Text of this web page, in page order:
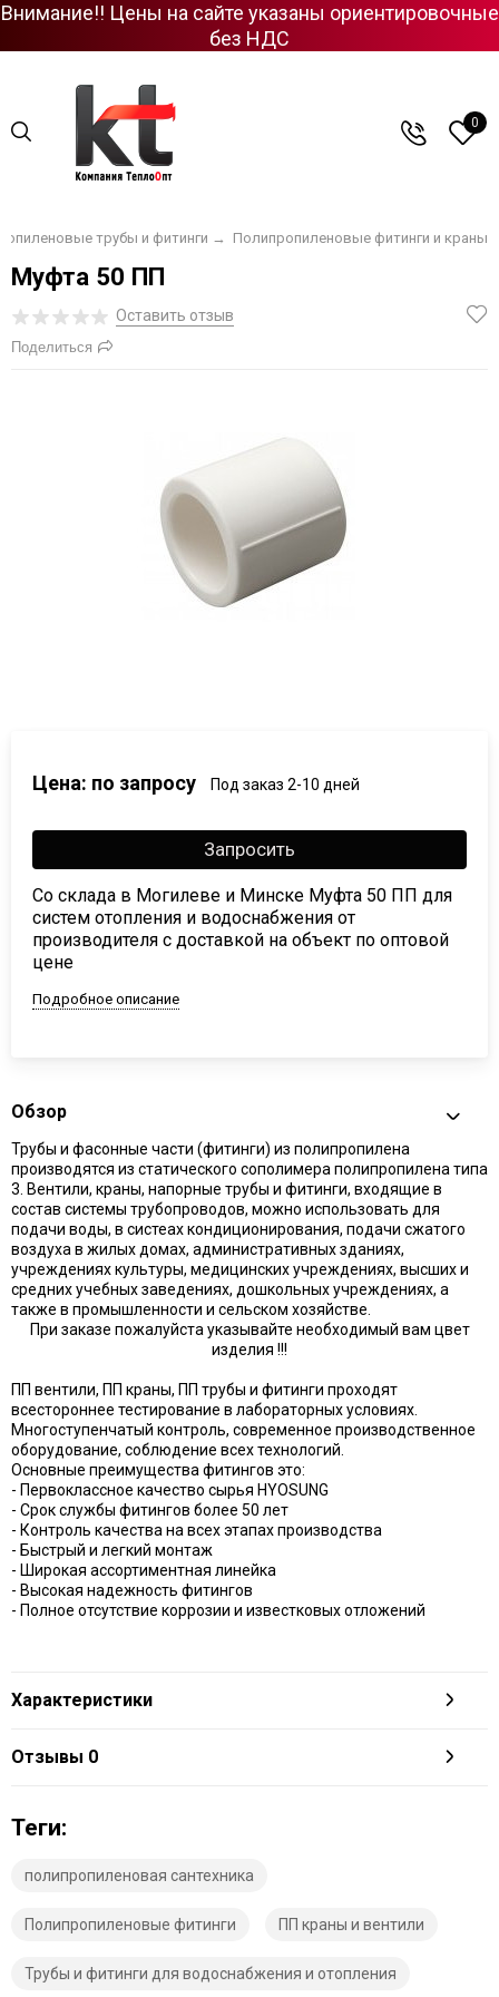
Внимание!! Цены на сайте указаны ориентировочные
без НДС
0
трубы и фитинги → Полипропиленовые фитинги и краны
Муфта 50 ПП
Оставить отзыв
Поделиться
Цена: по запросу Под заказ 2-10 дней
Запросить
Со склада в Могилеве и Минске Муфта 50 ПП для
систем отопления и водоснабжения от
производителя с доставкой на объект по оптовой
цене
Подробное описание
Обзор
Трубы и фасонные части (фитинги) из полипропилена
производятся из статического сополимера полипропилена типа
3. Вентили, краны, напорные трубы и фитинги, входящие в
состав системы трубопроводов, можно использовать для
подачи воды, в систеах кондиционирования, подачи сжатого
воздуха в жилых домах, административных зданиях,
учреждениях культуры, медицинских учреждениях, высших и
средних учебных заведениях, дошкольных учреждениях, а
также в промышленности и сельском хозяйстве.
При заказе пожалуйста указывайте необходимый вам цвет
изделия !!!
ПП вентили, ПП краны, ПП трубы и фитинги проходят
всестороннее тестирование в лабораторных условиях.
Многоступенчатый контроль, современное производственное
оборудование, соблюдение всех технологий.
Основные преимущества фитингов это:
- Первоклассное качество сырья HYOSUNG
- Срок службы фитингов более 50 лет
- Контроль качества на всех этапах производства
- Быстрый и легкий монтаж
- Широкая ассортиментная линейка
- Высокая надежность фитингов
- Полное отсутствие коррозии и известковых отложений
Характеристики
Отзывы 0
Теги:
полипропиленовая сантехника
Полипропиленовые фитинги ПП краны и вентили
Трубы и фитинги для водоснабжения и отопления